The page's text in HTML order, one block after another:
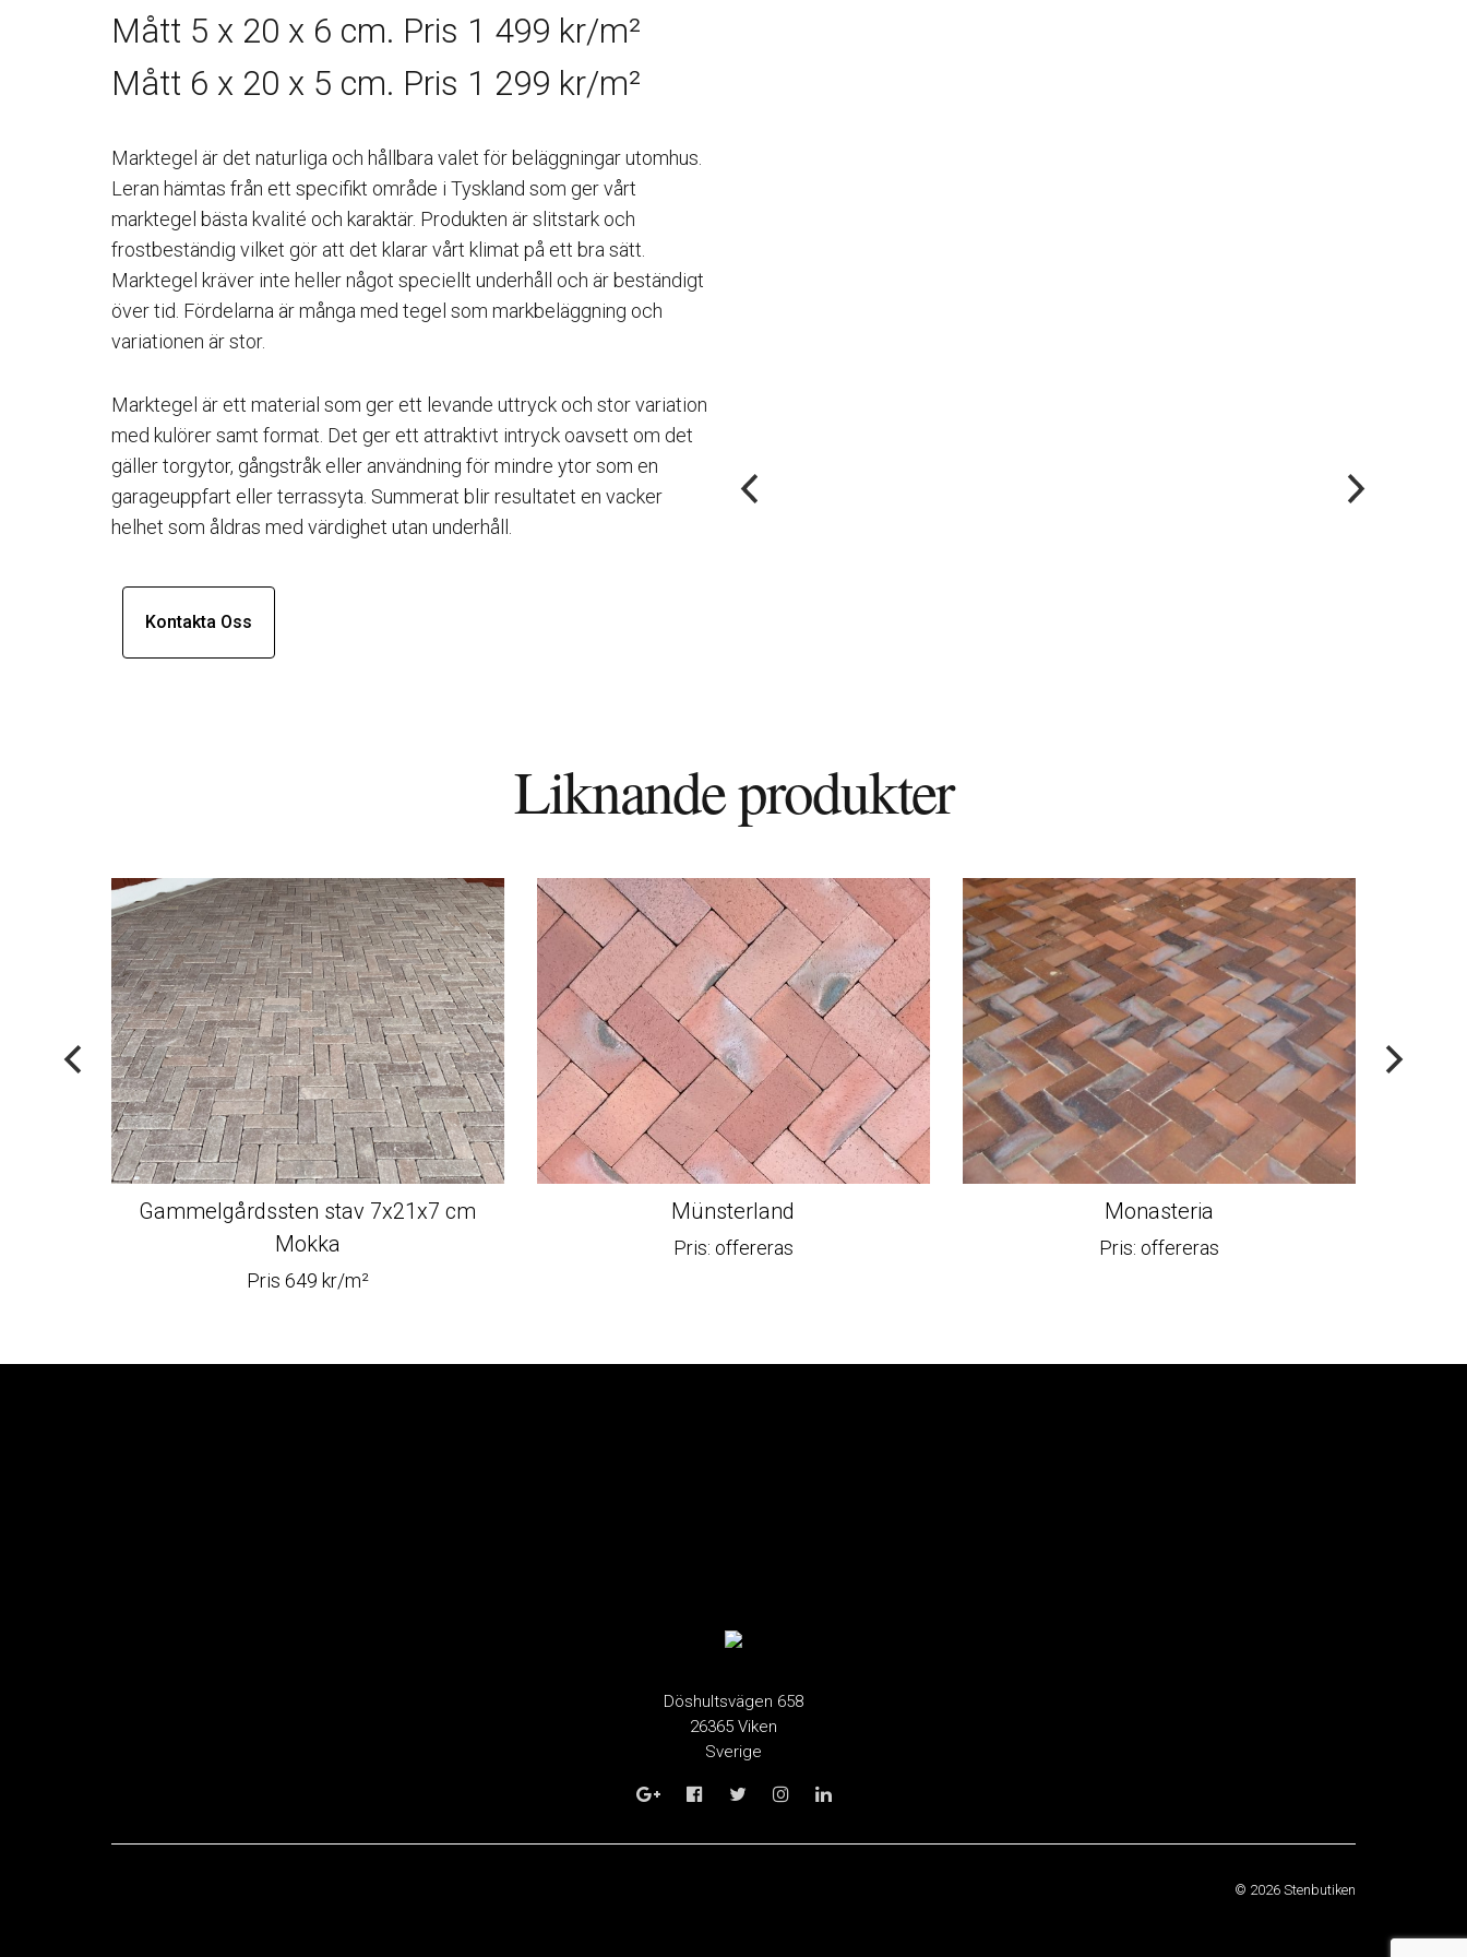
Mått 5 x 20 x 6 cm. Pris 1 499 kr/m²
Mått 6 x 20 x 5 cm. Pris 1 299 kr/m²
Marktegel är det naturliga och hållbara valet för beläggningar utomhus.
Leran hämtas från ett specifikt område i Tyskland som ger vårt
marktegel bästa kvalité och karaktär. Produkten är slitstark och
frostbeständig vilket gör att det klarar vårt klimat på ett bra sätt.
Marktegel kräver inte heller något speciellt underhåll och är beständigt
över tid. Fördelarna är många med tegel som markbeläggning och
variationen är stor.
Marktegel är ett material som ger ett levande uttryck och stor variation
med kulörer samt format. Det ger ett attraktivt intryck oavsett om det
gäller torgytor, gångstråk eller användning för mindre ytor som en
garageuppfart eller terrassyta. Summerat blir resultatet en vacker
helhet som åldras med värdighet utan underhåll.
Kontakta Oss
Liknande produkter
Gammelgårdssten stav 7x21x7 cm
Mokka
Pris 649 kr/m²
Münsterland
Pris: offereras
Monasteria
Pris: offereras
Döshultsvägen 658
26365 Viken
Sverige
© 2026 Stenbutiken